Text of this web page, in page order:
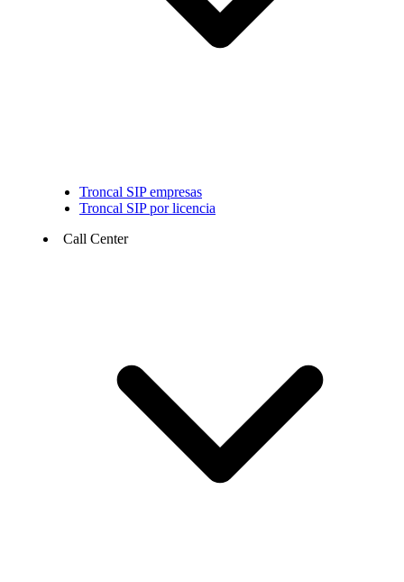
Troncal SIP empresas
Troncal SIP por licencia
Call Center